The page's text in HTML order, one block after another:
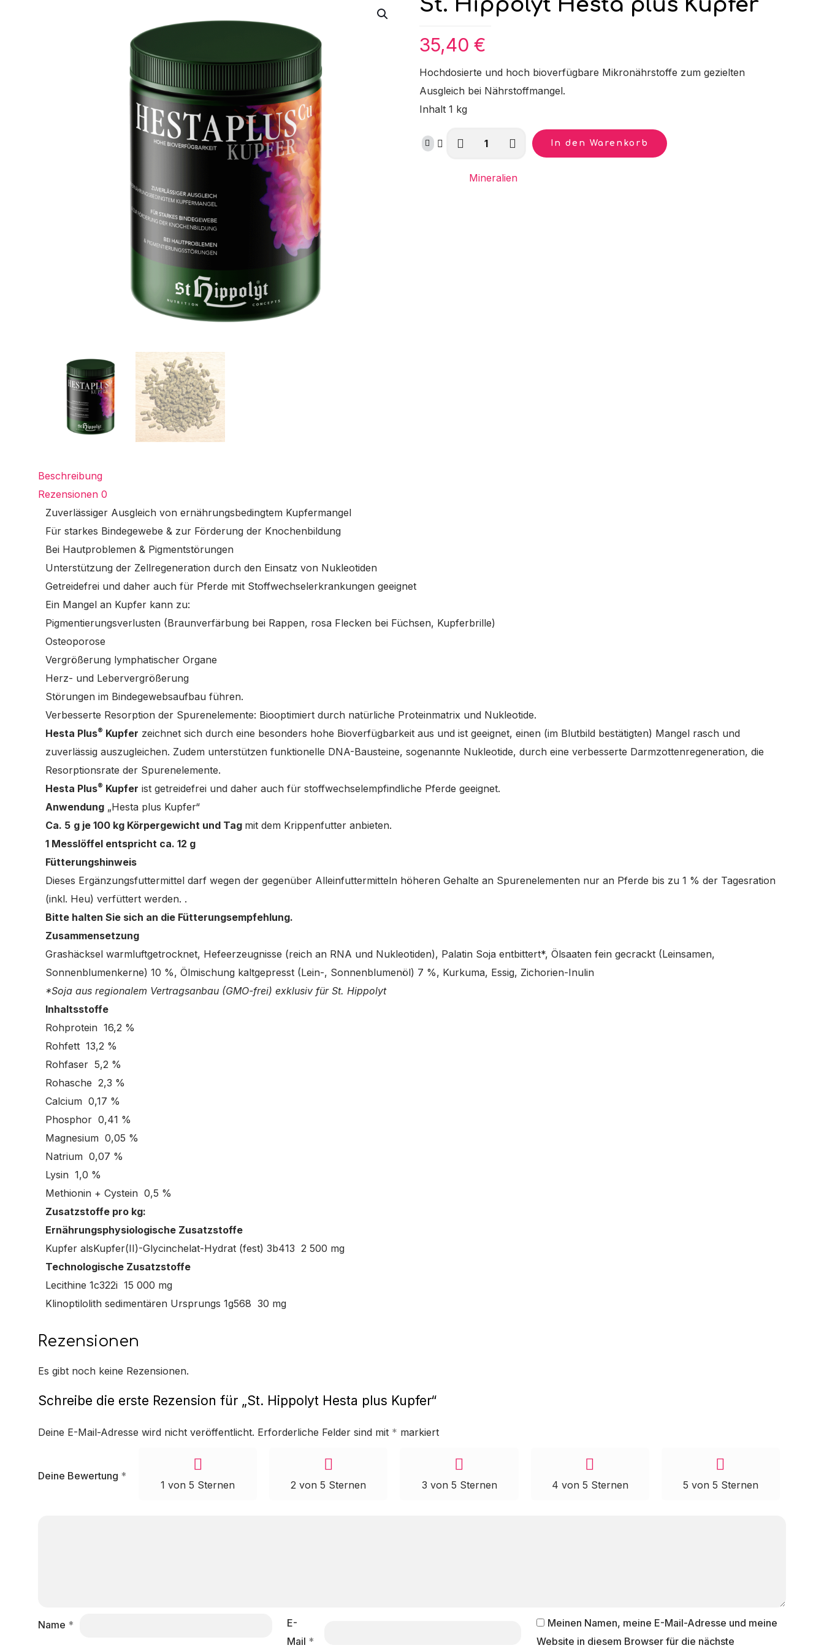
35,40 €
Hochdosierte und hoch bioverfügbare Mikronährstoffe zum gezielten
Ausgleich bei Nährstoffmangel.
Inhalt 1 kg
Hesta
In den Warenkorb
Mineralien
Beschreibung
Rezensionen 0
Zuverlässiger Ausgleich von ernährungsbedingtem Kupfermangel
Für starkes Bindegewebe & zur Förderung der Knochenbildung
Bei Hautproblemen & Pigmentstörungen
Unterstützung der Zellregeneration durch den Einsatz von Nukleotiden
Getreidefrei und daher auch für Pferde mit Stoffwechselerkrankungen geeignet
Ein Mangel an Kupfer kann zu:
Pigmentierungsverlusten (Braunverfärbung bei Rappen, rosa Flecken bei Füchsen, Kupferbrille)
Osteoporose
Vergrößerung lymphatischer Organe
Herz- und Lebervergrößerung
Störungen im Bindegewebsaufbau führen.
Verbesserte Resorption der Spurenelemente: Biooptimiert durch natürliche Proteinmatrix und Nukleotide.
Hesta Plus® Kupfer zeichnet sich durch eine besonders hohe Bioverfügbarkeit aus und ist geeignet, einen (im Blutbild bestätigten) Mangel rasch und
zuverlässig auszugleichen. Zudem unterstützen funktionelle DNA-Bausteine, sogenannte Nukleotide, durch eine verbesserte Darmzottenregeneration, die
Resorptionsrate der Spurenelemente.
Hesta Plus® Kupfer ist getreidefrei und daher auch für stoffwechselempfindliche Pferde geeignet.
Anwendung „Hesta plus Kupfer“
Ca. 5 g je 100 kg Körpergewicht und Tag mit dem Krippenfutter anbieten.
1 Messlöffel entspricht ca. 12 g
Fütterungshinweis
Dieses Ergänzungsfuttermittel darf wegen der gegenüber Alleinfuttermitteln höheren Gehalte an Spurenelementen nur an Pferde bis zu 1 % der Tagesration
(inkl. Heu) verfüttert werden. .
Bitte halten Sie sich an die Fütterungsempfehlung.
Zusammensetzung
Grashäcksel warmluftgetrocknet, Hefeerzeugnisse (reich an RNA und Nukleotiden), Palatin Soja entbittert*, Ölsaaten fein gecrackt (Leinsamen,
Sonnenblumenkerne) 10 %, Ölmischung kaltgepresst (Lein-, Sonnenblumenöl) 7 %, Kurkuma, Essig, Zichorien-Inulin
*Soja aus regionalem Vertragsanbau (GMO-frei) exklusiv für St. Hippolyt
Inhaltsstoffe
Rohprotein 16,2 %
Rohfett 13,2 %
Rohfaser 5,2 %
Rohasche 2,3 %
Calcium 0,17 %
Phosphor 0,41 %
Magnesium 0,05 %
Natrium 0,07 %
Lysin 1,0 %
Methionin + Cystein 0,5 %
Zusatzstoffe pro kg:
Ernährungsphysiologische Zusatzstoffe
Kupfer alsKupfer(II)-Glycinchelat-Hydrat (fest) 3b413 2 500 mg
Technologische Zusatzstoffe
Lecithine 1c322i 15 000 mg
Klinoptilolith sedimentären Ursprungs 1g568 30 mg
Rezensionen
Es gibt noch keine Rezensionen.
Schreibe die erste Rezension für „St. Hippolyt Hesta plus Kupfer“
Deine E-Mail-Adresse wird nicht veröffentlicht. Erforderliche Felder sind mit * markiert
Deine Bewertung *
1 von 5 Sternen 2 von 5 Sternen 3 von 5 Sternen 4 von 5 Sternen 5 von 5 Sternen
Name *
E-
Mail *
Meinen Namen, meine E-Mail-Adresse und meine
Website in diesem Browser für die nächste